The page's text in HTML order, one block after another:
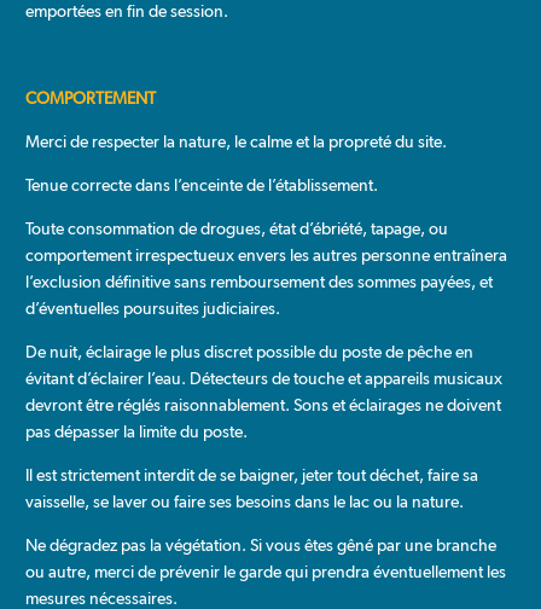
emportées en fin de session.
COMPORTEMENT
Merci de respecter la nature, le calme et la propreté du site.
Tenue correcte dans l’enceinte de l’établissement.
Toute consommation de drogues, état d’ébriété, tapage, ou
comportement irrespectueux envers les autres personne entraînera
l’exclusion définitive sans remboursement des sommes payées, et
d’éventuelles poursuites judiciaires.
De nuit, éclairage le plus discret possible du poste de pêche en
évitant d’éclairer l’eau. Détecteurs de touche et appareils musicaux
devront être réglés raisonnablement. Sons et éclairages ne doivent
pas dépasser la limite du poste.
Il est strictement interdit de se baigner, jeter tout déchet, faire sa
vaisselle, se laver ou faire ses besoins dans le lac ou la nature.
Ne dégradez pas la végétation. Si vous êtes gêné par une branche
ou autre, merci de prévenir le garde qui prendra éventuellement les
mesures nécessaires.